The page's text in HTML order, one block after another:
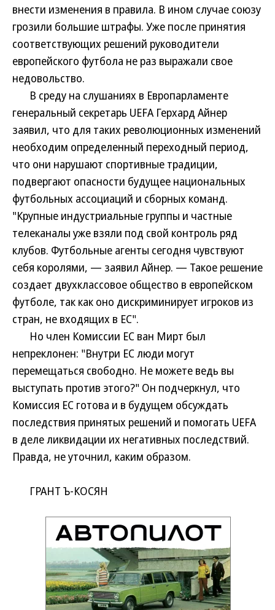
внести изменения в правила. В ином случае союзу
грозили большие штрафы. Уже после принятия
соответствующих решений руководители
европейского футбола не раз выражали свое
недовольство.
В среду на слушаниях в Европарламенте
генеральный секретарь UEFA Герхард Айнер
заявил, что для таких революционных изменений
необходим определенный переходный период,
что они нарушают спортивные традиции,
подвергают опасности будущее национальных
футбольных ассоциаций и сборных команд.
"Крупные индустриальные группы и частные
телеканалы уже взяли под свой контроль ряд
клубов. Футбольные агенты сегодня чувствуют
себя королями, — заявил Айнер. — Такое решение
создает двухклассовое общество в европейском
футболе, так как оно дискриминирует игроков из
стран, не входящих в ЕС".
Но член Комиссии ЕС ван Мирт был
непреклонен: "Внутри ЕС люди могут
перемещаться свободно. Не можете ведь вы
выступать против этого?" Он подчеркнул, что
Комиссия ЕС готова и в будущем обсуждать
последствия принятых решений и помогать UEFA
в деле ликвидации их негативных последствий.
Правда, не уточнил, каким образом.
ГРАНТ Ъ-КОСЯН